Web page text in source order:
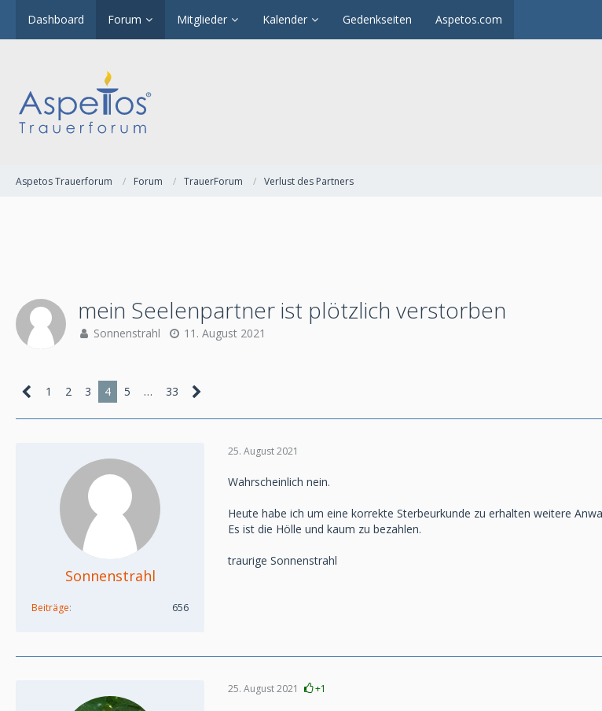
Dashboard Forum Mitglieder Kalender Gedenkseiten Aspetos.com
Aspetos Trauerforum Forum TrauerForum Verlust des Partners
mein Seelenpartner ist plötzlich verstorben
Sonnenstrahl 11. August 2021
1 2 3 4 5 … 33
Sonnenstrahl
Beiträge 656
25. August 2021
Wahrscheinlich nein.
Heute habe ich um eine korrekte Sterbeurkunde zu erhalten weitere
Es ist die Hölle und kaum zu bezahlen.
traurige Sonnenstrahl
25. August 2021 +1